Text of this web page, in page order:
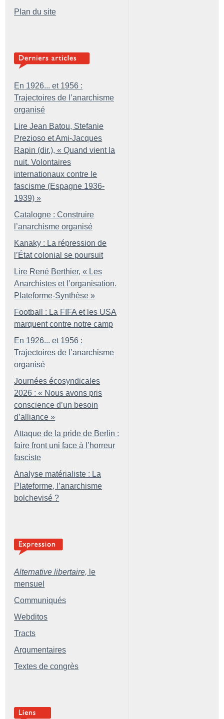
Plan du site
En 1926... et 1956 :
Trajectoires de l’anarchisme
organisé
Lire Jean Batou, Stefanie
Prezioso et Ami-Jacques
Rapin (dir.), « Quand vient la
nuit. Volontaires
internationaux contre le
fascisme (Espagne 1936-
1939) »
Catalogne : Construire
l’anarchisme organisé
Kanaky : La répression de
l’État colonial se poursuit
Lire René Berthier, « Les
Anarchistes et l’organisation.
Plateforme-Synthèse »
Football : La FIFA et les USA
marquent contre notre camp
En 1926... et 1956 :
Trajectoires de l’anarchisme
organisé
Journées écosyndicales
2026 : « Nous avons pris
conscience d’un besoin
d’alliance »
Attaque de la pride de Berlin :
faire front uni face à l’horreur
fasciste
Analyse matérialiste : La
Plateforme, l’anarchisme
bolchevisé ?
Alternative libertaire, le
mensuel
Communiqués
Webditos
Tracts
Argumentaires
Textes de congrès